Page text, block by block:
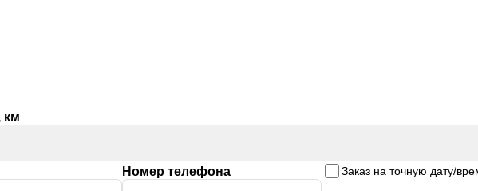
км
Номер телефона Заказ на точную дату/